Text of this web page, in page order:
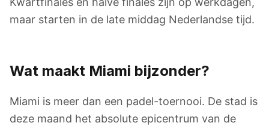
maar starten in de late middag Nederlandse tijd.
Wat maakt Miami bijzonder?
Miami is meer dan een padel-toernooi. De stad is
deze maand het absolute epicentrum van de